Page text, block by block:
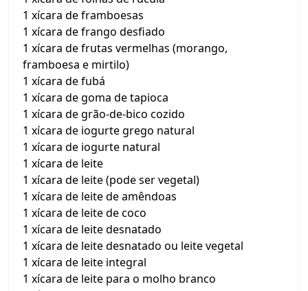
1 xícara de framboesas
1 xícara de frango desfiado
1 xícara de frutas vermelhas (morango,
framboesa e mirtilo)
1 xícara de fubá
1 xícara de goma de tapioca
1 xícara de grão-de-bico cozido
1 xícara de iogurte grego natural
1 xícara de iogurte natural
1 xícara de leite
1 xícara de leite (pode ser vegetal)
1 xícara de leite de amêndoas
1 xícara de leite de coco
1 xícara de leite desnatado
1 xícara de leite desnatado ou leite vegetal
1 xícara de leite integral
1 xícara de leite para o molho branco